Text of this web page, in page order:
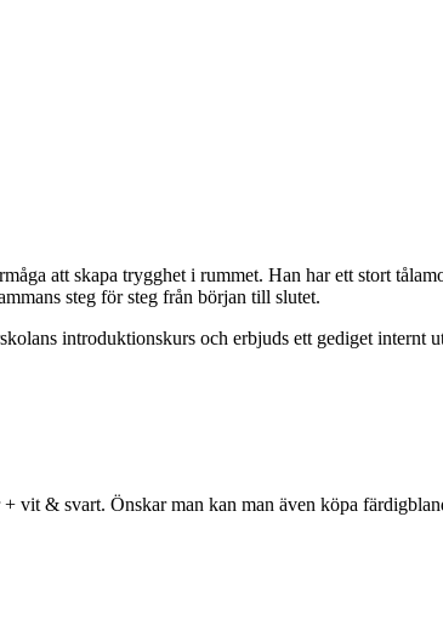
att skapa trygghet i rummet. Han har ett stort
steg för steg från början till slutet.
introduktionskurs och erbjuds ett gediget
vit & svart. Önskar man kan man även köpa